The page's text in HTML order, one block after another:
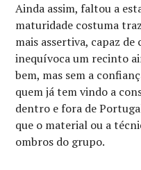
Ainda assim, faltou a
maturidade costuma
mais assertiva, capaz
inequívoca um recinto
bem, mas sem a
quem já tem vindo a
dentro e fora de
que o material ou a
ombros do grupo.